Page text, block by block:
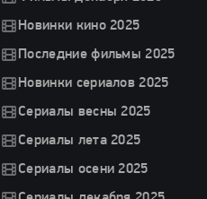
Новинки кино 2025
Последние фильмы 2025
Новинки сериалов 2025
Сериалы весны 2025
Сериалы лета 2025
Сериалы осени 2025